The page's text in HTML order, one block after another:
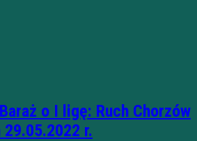
o I ligę: Ruch Chorzów
r.